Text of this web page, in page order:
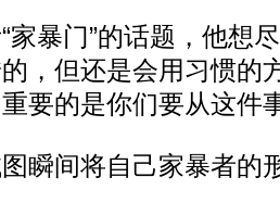
暴门”的话题，他想
，但还是会用习惯的
要的是你们要从这件
间将自己家暴者的